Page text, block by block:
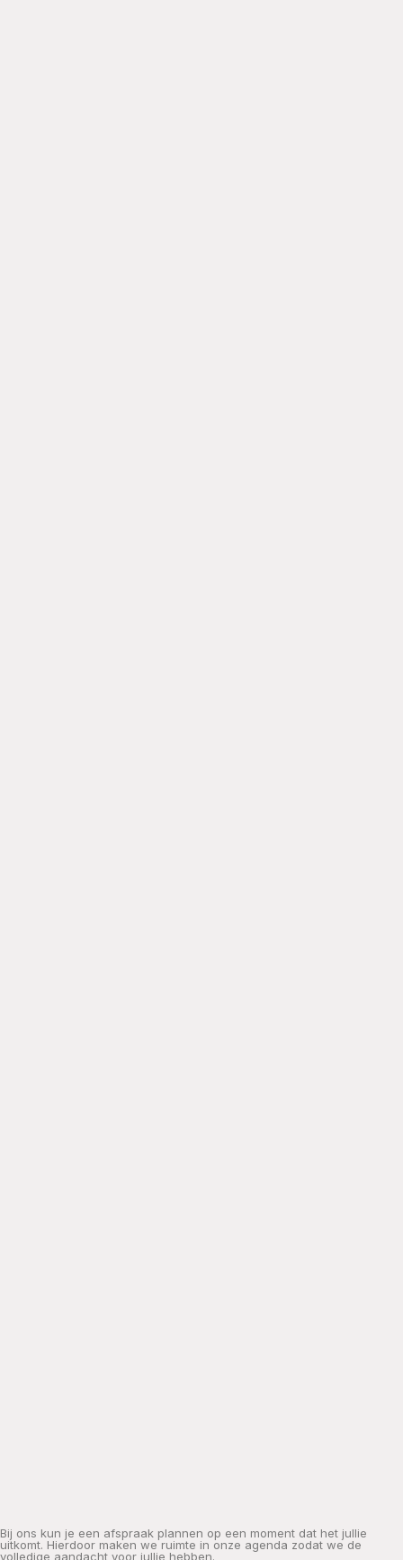
Bij ons kun je een afspraak plannen op een moment dat het jullie
uitkomt. Hierdoor maken we ruimte in onze agenda zodat we de
volledige aandacht voor jullie hebben.